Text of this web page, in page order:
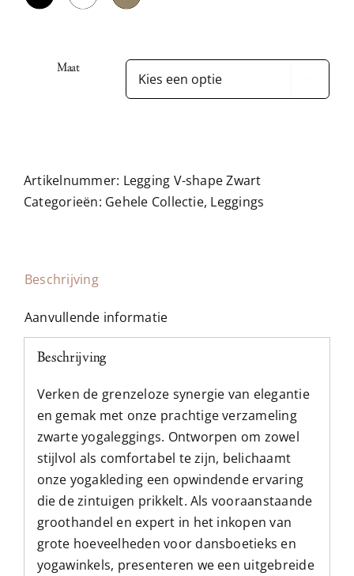
Maat
Artikelnummer: Legging V-shape Zwart
Categorieën: Gehele Collectie, Leggings
Beschrijving
Aanvullende informatie
Beschrijving
Verken de grenzeloze synergie van elegantie
en gemak met onze prachtige verzameling
zwarte yogaleggings. Ontworpen om zowel
stijlvol als comfortabel te zijn, belichaamt
onze yogakleding een opwindende ervaring
die de zintuigen prikkelt. Als vooraanstaande
groothandel en expert in het inkopen van
grote hoeveelheden voor dansboetieks en
yogawinkels, presenteren we een uitgebreide